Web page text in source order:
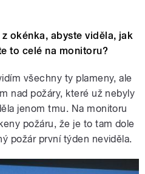
okénka, abyste viděla, jak
to celé na monitoru?
všechny ty plameny, ale
nad požáry, které už nebyly
jenom tmu. Na monitoru
požáru, že je to tam dole
požár první týden neviděla.